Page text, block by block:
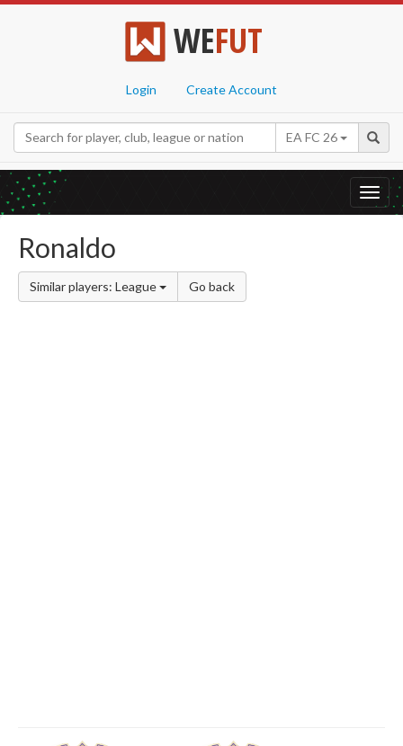
WEFUT
Login Create Account
EA FC 26
Ronaldo
Similar players: League Go back